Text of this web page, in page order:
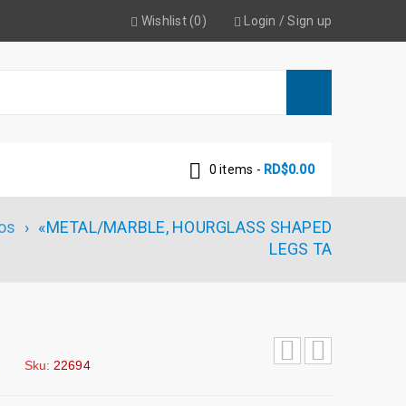
Login /Sign up
Wishlist (0)
0 items - RD$0.00
› «METAL/MARBLE, HOURGLASS SHAPED
LEGS TA
Sku: 22694